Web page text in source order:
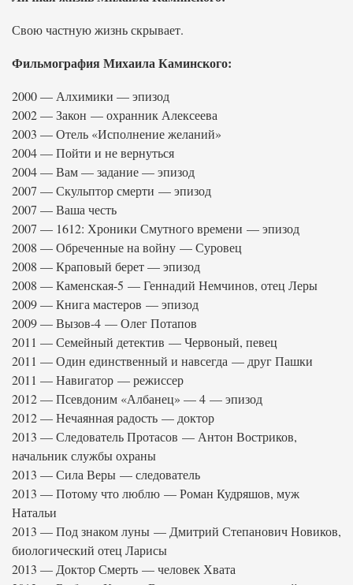
Свою частную жизнь скрывает.
Фильмография Михаила Каминского:
2000 — Алхимики — эпизод
2002 — Закон — охранник Алексеева
2003 — Отель «Исполнение желаний»
2004 — Пойти и не вернуться
2004 — Вам — задание — эпизод
2007 — Скульптор смерти — эпизод
2007 — Ваша честь
2007 — 1612: Хроники Смутного времени — эпизод
2008 — Обреченные на войну — Суровец
2008 — Краповый берет — эпизод
2008 — Каменская-5 — Геннадий Немчинов, отец Леры
2009 — Книга мастеров — эпизод
2009 — Вызов-4 — Олег Потапов
2011 — Семейный детектив — Червоный, певец
2011 — Один единственный и навсегда — друг Пашки
2011 — Навигатор — режиссер
2012 — Псевдоним «Албанец» — 4 — эпизод
2012 — Нечаянная радость — доктор
2013 — Следователь Протасов — Антон Востриков,
начальник службы охраны
2013 — Сила Веры — следователь
2013 — Потому что люблю — Роман Кудряшов, муж
Натальи
2013 — Под знаком луны — Дмитрий Степанович Новиков,
биологический отец Ларисы
2013 — Доктор Смерть — человек Хвата